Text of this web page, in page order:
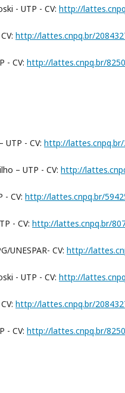
- UTP - CV: http://
http://lattes.cnpq.br/
- CV: http://lattes.cnpq.br/
UTP - CV: http://lattes.cnpq.br/
– UTP - CV: http://
- CV: http://lattes.cnpq.br/
- CV: http://lattes.cnpq.br/
UNESPAR- CV: http://
- UTP - CV: http://
http://lattes.cnpq.br/
- CV: http://lattes.cnpq.br/